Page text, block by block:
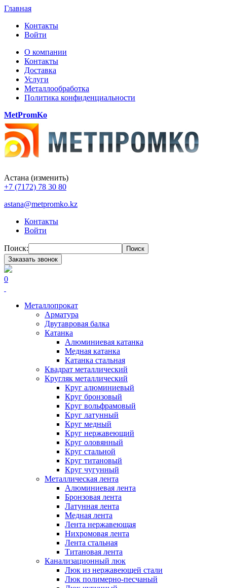
Главная
Контакты
Войти
О компании
Контакты
Доставка
Услуги
Металлообработка
Политика конфиденциальности
MetPromKo
Астана (изменить)
+7 (7172) 78 30 80
astana@metpromko.kz
Контакты
Войти
Поиск:
Поиск
Заказать звонок
0
Металлопрокат
Арматура
Двутавровая балка
Катанка
Алюминиевая катанка
Медная катанка
Катанка стальная
Квадрат металлический
Кругляк металлический
Круг алюминиевый
Круг бронзовый
Круг вольфрамовый
Круг латунный
Круг медный
Круг нержавеющий
Круг оловянный
Круг стальной
Круг титановый
Круг чугунный
Металлическая лента
Алюминиевая лента
Бронзовая лента
Латунная лента
Медная лента
Лента нержавеющая
Нихромовая лента
Лента стальная
Титановая лента
Канализационный люк
Люк из нержавеющей стали
Люк полимерно-песчаный